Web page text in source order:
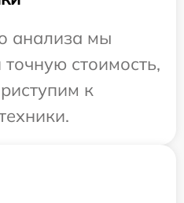
анализа мы
стоимость,
к